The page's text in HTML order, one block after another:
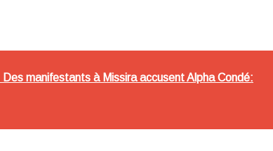
manifestants à Missira accusent Alpha Condé: